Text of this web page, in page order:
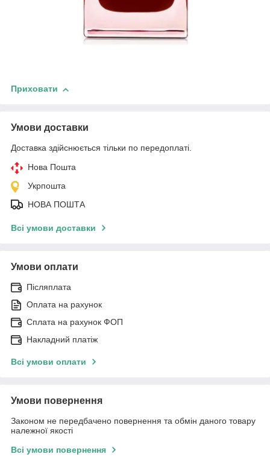
Приховати
Умови доставки
Доставка здійснюється тільки по передоплаті.
Нова Пошта
Укрпошта
НОВА ПОШТА
Всі умови доставки
Умови оплати
Післяплата
Оплата на рахунок
Сплата на рахунок ФОП
Накладний платіж
Всі умови оплати
Умови повернення
Законом не передбачено повернення та обмін даного товару
належної якості
Всі умови повернення